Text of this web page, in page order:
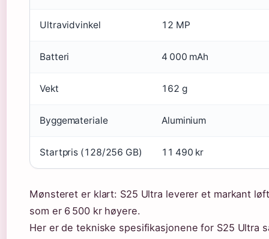
Ultravidvinkel 12 MP
Batteri 4 000 mAh
Vekt 162 g
Byggemateriale Aluminium
Startpris (128/256 GB) 11 490 kr
Mønsteret er klart: S25 Ultra leverer et markant
som er 6 500 kr høyere.
Her er de tekniske spesifikasjonene for S25 Ultra